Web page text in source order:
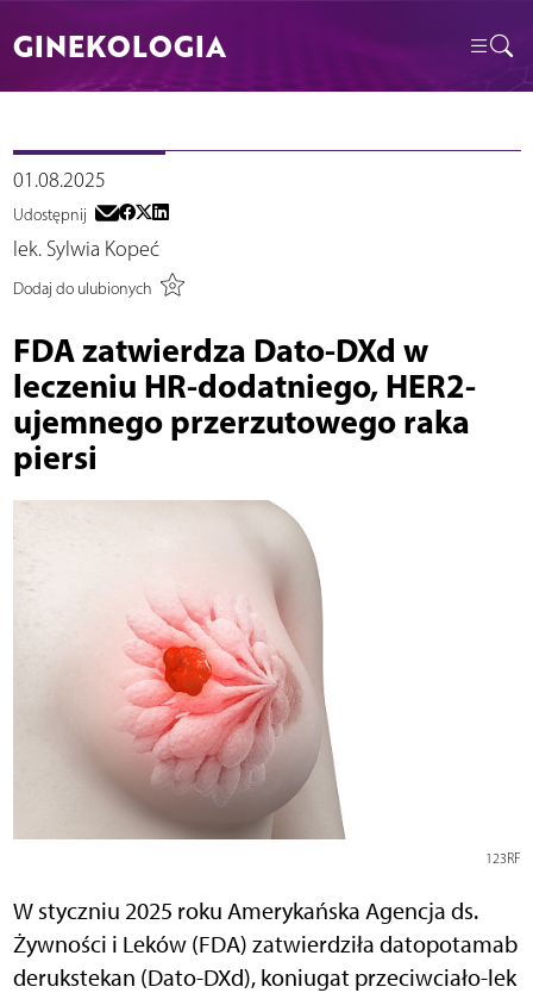
GINEKOLOGIA
01.08.2025
Udostępnij
lek. Sylwia Kopeć
Dodaj do ulubionych
FDA zatwierdza Dato-DXd w
leczeniu HR-dodatniego, HER2-
ujemnego przerzutowego raka
piersi
123RF
W styczniu 2025 roku Amerykańska Agencja ds.
Żywności i Leków (FDA) zatwierdziła datopotamab
derukstekan (Dato-DXd), koniugat przeciwciało-lek